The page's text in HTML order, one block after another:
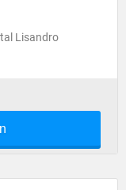
Lisandro